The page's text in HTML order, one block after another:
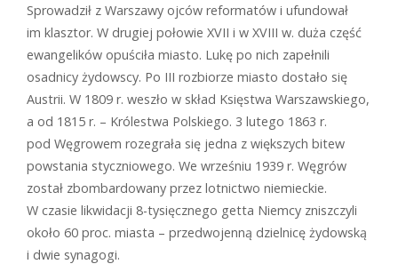
Sprowadził z Warszawy ojców reformatów i ufundował
im klasztor. W drugiej połowie XVII i w XVIII w. duża część
ewangelików opuściła miasto. Lukę po nich zapełnili
osadnicy żydowscy. Po III rozbiorze miasto dostało się
Austrii. W 1809 r. weszło w skład Księstwa Warszawskiego,
a od 1815 r. – Królestwa Polskiego. 3 lutego 1863 r.
pod Węgrowem rozegrała się jedna z większych bitew
powstania styczniowego. We wrześniu 1939 r. Węgrów
został zbombardowany przez lotnictwo niemieckie.
W czasie likwidacji 8-tysięcznego getta Niemcy zniszczyli
około 60 proc. miasta – przedwojenną dzielnicę żydowską
i dwie synagogi.